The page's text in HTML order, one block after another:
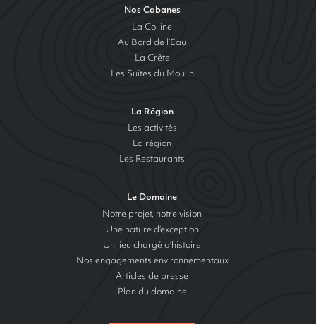
Nos Cabanes
La Colline
Au Bord de l’Eau
La Crête
Les Suites du Moulin
La Région
Les activités
La région
Les Restaurants
Le Domaine
Notre projet, notre vision
Une nature d’exception
Un lieu chargé d’histoire
Nos engagements environnementaux
Articles de presse
Plan du domaine